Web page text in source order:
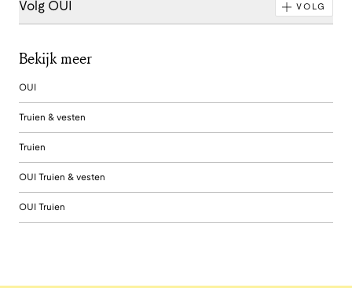
Volg OUI VOLG
Bekijk meer
OUI
Truien & vesten
Truien
OUI Truien & vesten
OUI Truien